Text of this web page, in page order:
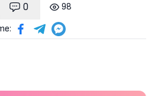
0
Коментари
98
гледания